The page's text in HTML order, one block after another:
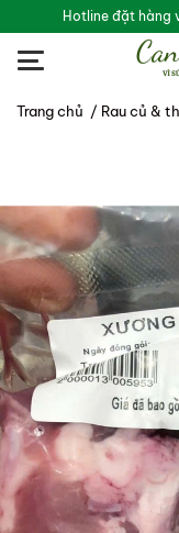
Hotline đặt hàng
Trang chủ / Rau củ &